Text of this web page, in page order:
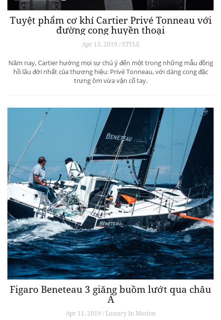
Tuyệt phẩm cơ khí Cartier Privé Tonneau với
đường cong huyền thoại
Apr 13, 2019 / STYLE
Năm nay, Cartier hướng mọi sự chú ý đến một trong những mẫu đồng
hồ lâu đời nhất của thương hiệu: Privé Tonneau, với dáng cong đặc
trưng ôm vừa vặn cổ tay.
Figaro Beneteau 3 giăng buồm lướt qua châu
Á
Apr 11, 2019 / Luxury In Motion